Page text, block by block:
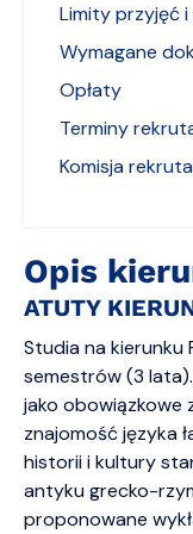
Opis
ATUTY
Studia na kierunku
semestrów (3
jako obowiązkowe
znajomość języka
historii i kultury
antyku grecko-
proponowane
Limity przyjęć
Wymagane
Opłaty
Terminy
Komisja